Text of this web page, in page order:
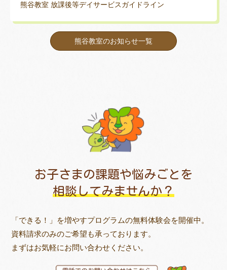
熊谷教室 放課後等デイサービスガイドライン
熊谷教室のお知らせ一覧
お子さまの課題や悩みごとを
相談してみませんか？
「できる！」を増やすプログラムの無料体験会を開催中。
資料請求のみのご希望も承っております。
まずはお気軽にお問い合わせください。